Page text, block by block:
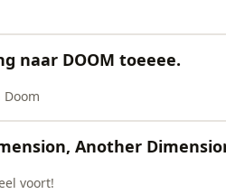
naar DOOM toeeee.
Another
voort!